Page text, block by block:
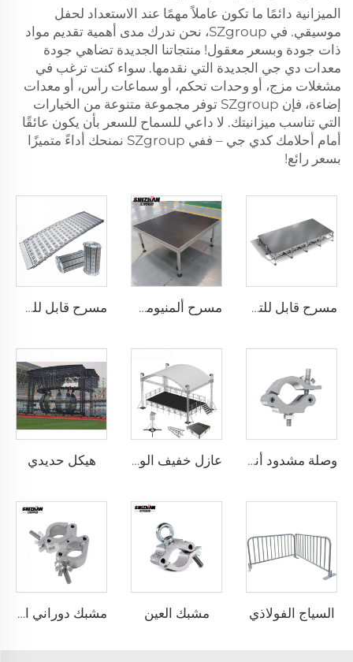
الميزانية دائمًا ما تكون عاملاً مهمًا عند الاستعداد لحفل
موسيقي. في SZgroup، نحن ندرك مدى أهمية تقديم مواد
ذات جودة وبسعر معقول! منتجاتنا الجديدة تضاهي جودة
معدات دي جي الجديدة التي نقدمها. سواء كنت ترغب في
مشغلات مزج، أو وحدات تحكم، أو سماعات رأس، أو معدات
إضاءة، فإن SZgroup توفر مجموعة متنوعة من الخيارات
التي تناسب ميزانيتك. لا داعي للسماح للسعر بأن يكون عائقًا
أمام أحلامك كدي جي – ففي SZgroup نمنحك أداءً متميزًا
بسعر رائع!
مسرح قابل للتركيب مسرح ألمنيومي قابل للنقل مسرح قابل للطي، مسرح نشاط متنقل من سبيكة الألومنيوم مع سلم ومنحدر
وصلة مشدود أنبوبية حلزونية من الألومنيوم الأسود والفضي، تركيب عرض نظام المشدود، مشبك ألومنيوم عازل خفيف الوزن ومقاوم للتآكل من الألومنيوم لعرض الفعاليات، عرض إضاءة الزفاف بالألومنيوم، منتج مطلوب بشدة هيكل حديدي
السياج الفولاذي مشبك العين مشبك دوراني احترافي